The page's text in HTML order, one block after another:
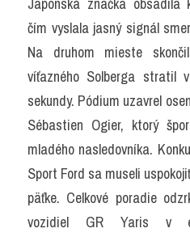
čím vyslala jasný signál
Na druhom mieste
víťazného Solberga stratil
sekundy. Pódium uzavrel
Sébastien Ogier, ktorý
mladého nasledovníka.
Sport Ford sa museli
päťke. Celkové poradie
vozidiel GR Yaris v